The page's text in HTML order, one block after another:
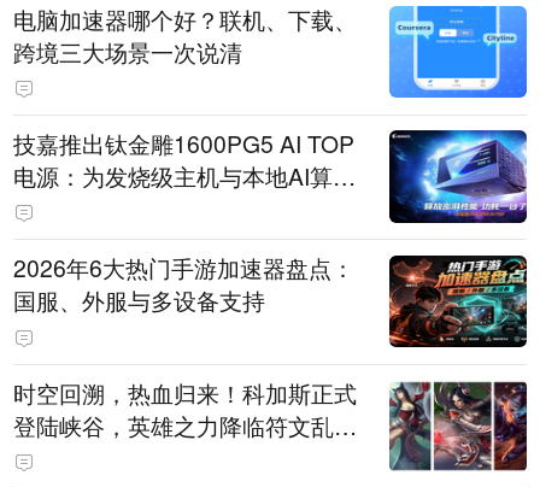
电脑加速器哪个好？联机、下载、
跨境三大场景一次说清
技嘉推出钛金雕1600PG5 AI TOP
电源：为发烧级主机与本地AI算力
打造旗舰供电方案
2026年6大热门手游加速器盘点：
国服、外服与多设备支持
时空回溯，热血归来！科加斯正式
登陆峡谷，英雄之力降临符文乱
斗！